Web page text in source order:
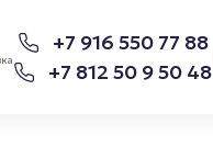
+7 916 550 77 88
+7 812 50 9 50 48